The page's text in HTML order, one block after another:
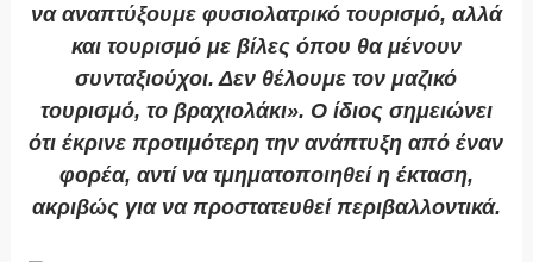
να αναπτύξουμε φυσιολατρικό τουρισμό, αλλά
και τουρισμό με βίλες όπου θα μένουν
συνταξιούχοι. Δεν θέλουμε τον μαζικό
τουρισμό, το βραχιολάκι». Ο ίδιος σημειώνει
ότι έκρινε προτιμότερη την ανάπτυξη από έναν
φορέα, αντί να τμηματοποιηθεί η έκταση,
ακριβώς για να προστατευθεί περιβαλλοντικά.